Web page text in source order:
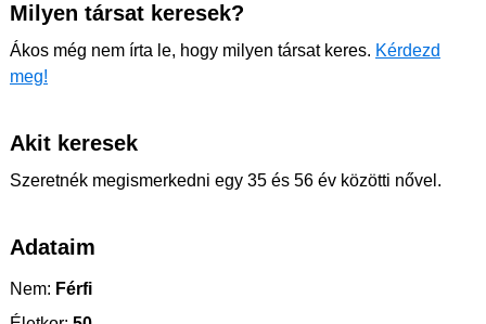
Milyen társat keresek?
Ákos még nem írta le, hogy milyen társat keres. Kérdezd
meg!
Akit keresek
Szeretnék megismerkedni egy 35 és 56 év közötti nővel.
Adataim
Nem: Férfi